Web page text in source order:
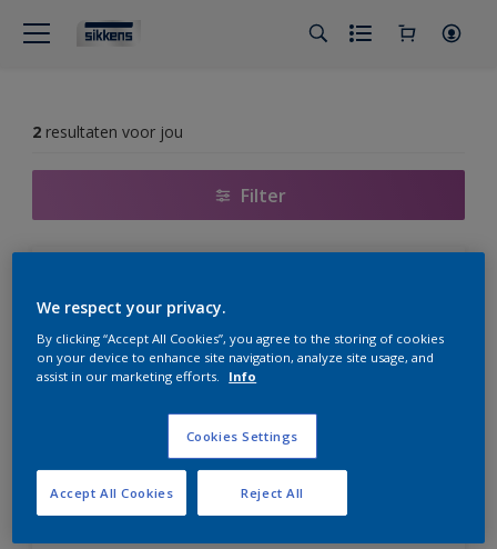
2 resultaten voor jou
Filter
Eén-pot-systeem: hechtprimer,
tussen- en afwerklaag
Toepasbaar op verschillende
Corrosiewerend
We respect your privacy.
By clicking “Accept All Cookies”, you agree to the storing of cookies
on your device to enhance site navigation, analyze site usage, and
assist in our marketing efforts.
Info
Cookies Settings
Reject All
Accept All Cookies